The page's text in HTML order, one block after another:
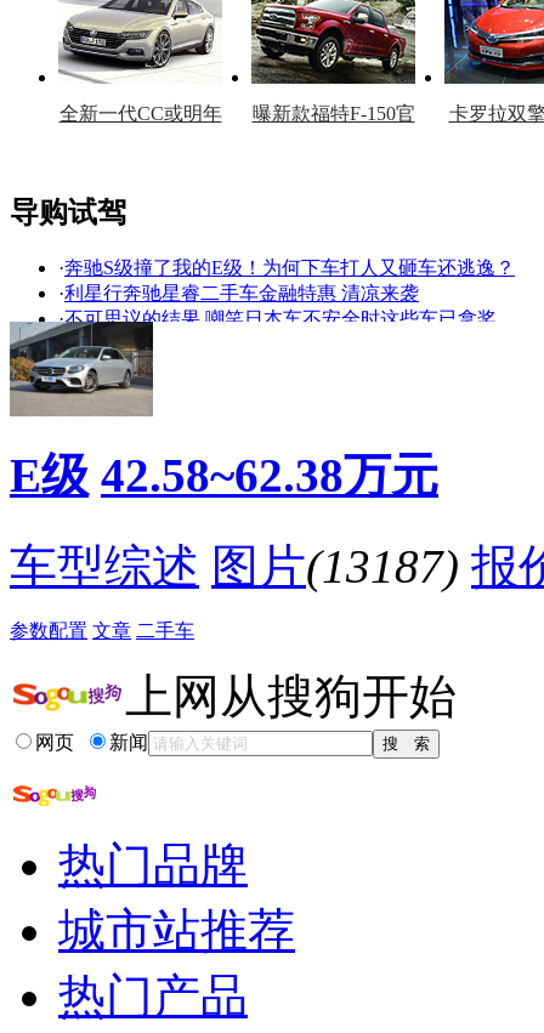
全新一代CC或明年
曝新款福特F-150官
卡罗拉双
看赛车宝贝争奇斗
艳
车模美腿爆乳无惧
走光
导购试驾
·奔驰S级撞了我的E级！为何下车打人又砸车还逃逸？
·利星行奔驰星睿二手车金融特惠 清凉来袭
·不可思议的结果 嘲笑日本车不安全时这些车已拿奖
[沈阳]奔驰E级售42.28万元起
·[无锡]奔驰E级售价42.28万元起 现车在售
·存在即为合理 北京奔驰E 300运动型深测
·欧美选手占主流 涡轮增压新车测试回顾
·谁是我们最爱的那个T 最棒涡轮发动机回顾
·涡轮才是主旋律 TopTest实测增压中型车推荐
降价促销
E级 42.58~62.38万元
车型综述 图片(13187) 报
参数配置 文章 二手车
上网从搜狗开始
网页 新闻
热门品牌
城市站推荐
热门产品